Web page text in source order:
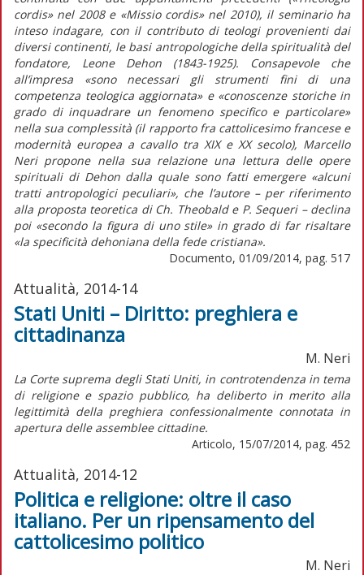
cordis» nel 2008 e «Missio cordis» nel 2010), il seminario ha
inteso indagare, con il contributo di teologi provenienti dai
diversi continenti, le basi antropologiche della spiritualità del
fondatore, Leone Dehon (1843-1925). Consapevole che
all’impresa «sono necessari gli strumenti fini di una
competenza teologica aggiornata» e «conoscenze storiche in
grado di inquadrare un fenomeno specifico e particolare»
nella sua complessità (il rapporto fra cattolicesimo francese e
modernità europea a cavallo tra XIX e XX secolo), Marcello
Neri propone nella sua relazione una lettura delle opere
spirituali di Dehon dalla quale sono fatti emergere «alcuni
tratti antropologici peculiari», che l’autore – per riferimento
alla proposta teoretica di Ch. Theobald e P. Sequeri – declina
poi «secondo la figura di uno stile» in grado di far risaltare
«la specificità dehoniana della fede cristiana».
Documento, 01/09/2014, pag. 517
Attualità, 2014-14
Stati Uniti – Diritto: preghiera e
cittadinanza
M. Neri
La Corte suprema degli Stati Uniti, in controtendenza in tema
di religione e spazio pubblico, ha deliberto in merito alla
legittimità della preghiera confessionalmente connotata in
apertura delle assemblee cittadine.
Articolo, 15/07/2014, pag. 452
Attualità, 2014-12
Politica e religione: oltre il caso
italiano. Per un ripensamento del
cattolicesimo politico
M. Neri